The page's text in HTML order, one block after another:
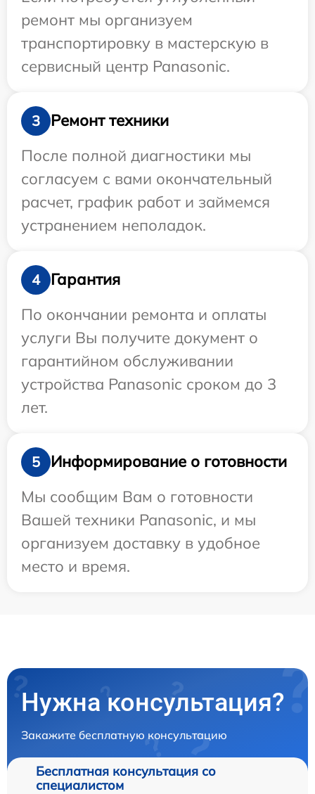
ремонт мы организуем
транспортировку в мастерскую в
сервисный центр Panasonic.
3
Ремонт техники
После полной диагностики мы
согласуем с вами окончательный
расчет, график работ и займемся
устранением неполадок.
4
Гарантия
По окончании ремонта и оплаты
услуги Вы получите документ о
гарантийном обслуживании
устройства Panasonic сроком до 3
лет.
5
Информирование о готовности
Мы сообщим Вам о готовности
Вашей техники Panasonic, и мы
организуем доставку в удобное
место и время.
Нужна консультация?
Закажите бесплатную консультацию
Бесплатная консультация со
специалистом